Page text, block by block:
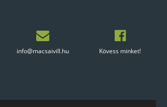
info@macsaivill.hu Kövess minket!